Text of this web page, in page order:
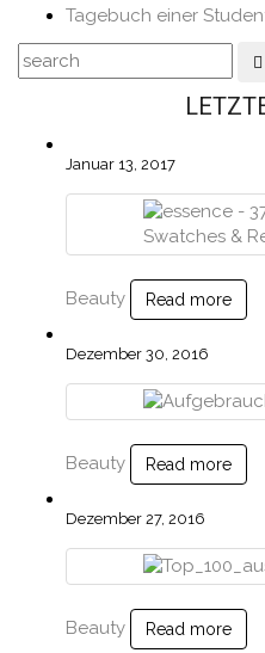
Tagebuch einer
Januar 13, 2017
Beauty Read more
Dezember 30, 2016
Beauty Read more
Dezember 27, 2016
Beauty Read more